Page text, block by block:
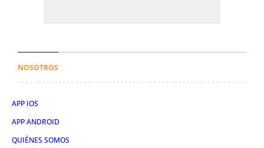
NOSOTROS
APP IOS
APP ANDROID
QUIÉNES SOMOS